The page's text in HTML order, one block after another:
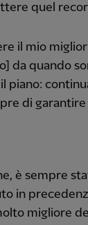
quel
il mio miglior
da quando
piano:
di garantire
è sempre
in
migliore